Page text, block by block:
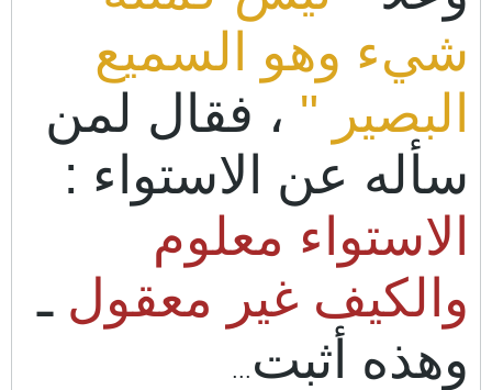
شيء وهو السميع
البصير " ، فقال لمن
سأله عن الاستواء :
الاستواء معلوم
والكيف غير معقول ـ
وهذه أثبت ...